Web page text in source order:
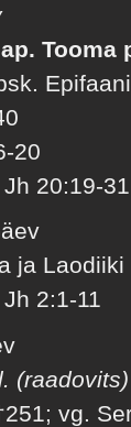
Tooma
20
20:19-31
ja Laodiiki
2:1-11
(raadovits)
vg.